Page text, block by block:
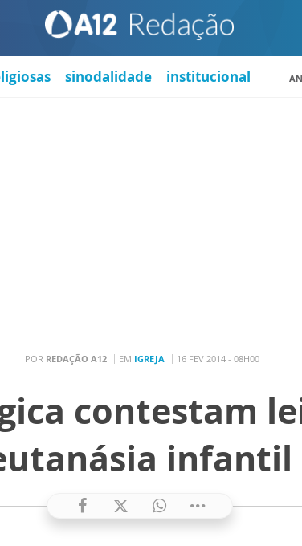
sinodalidade institucional
POR REDAÇÃO A12 EM IGREJA 16 FEV 2014 - 08H00
contestam
infantil